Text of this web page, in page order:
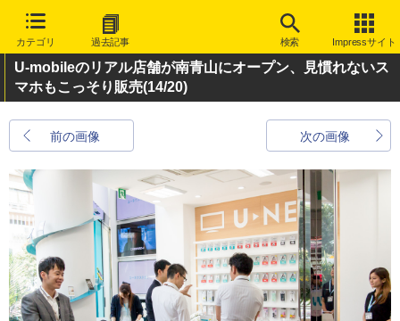
カテゴリ 過去記事 検索 Impressサイト
U-mobileのリアル店舗が南青山にオープン、見慣れないス
マホもこっそり販売(14/20)
前の画像 次の画像